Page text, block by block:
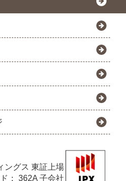
ングス 東証上場
： 362A 子会社